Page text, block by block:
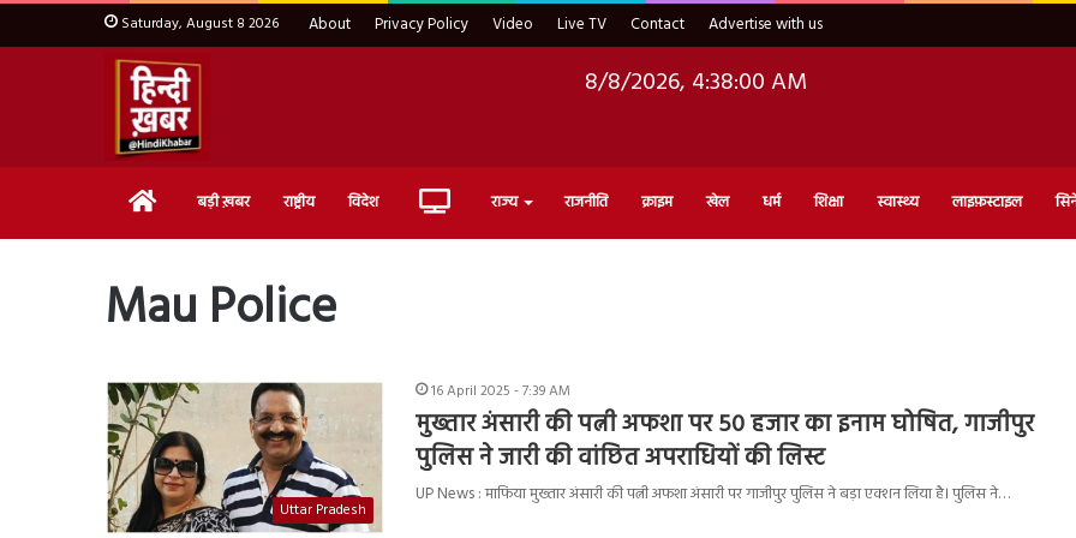
Saturday, August 8 2026 About Privacy Policy Video Live TV Contact Advertise with us
8/8/2026, 4:38:01 AM
Home बड़ी ख़बर राष्ट्रीय विदेश Live राज्य राजनीति क्राइम खेल धर्म शिक्षा स्वास्थ्य लाइफ़स्टाइल
Mau Police
Uttar Pradesh
16 April 2025 - 7:39 AM
मुख्तार अंसारी की पत्नी अफशा पर 50 हजार का इनाम घोषित, गाजीपुर
पुलिस ने जारी की वांछित अपराधियों की लिस्ट
UP News : माफिया मुख्तार अंसारी की पत्नी अफशा अंसारी पर गाजीपुर पुलिस ने बड़ा एक्शन लिया है। पुलिस ने…